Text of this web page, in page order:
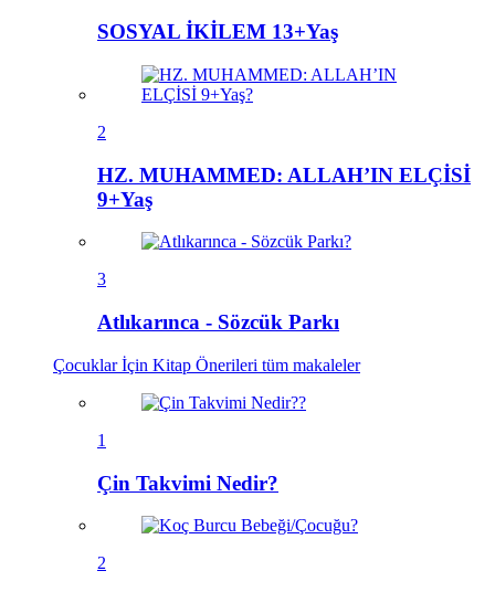
SOSYAL İKİLEM 13+Yaş
2
HZ. MUHAMMED: ALLAH’IN ELÇİSİ
9+Yaş
3
Atlıkarınca - Sözcük Parkı
Çocuklar İçin Kitap Önerileri tüm makaleler
1
Çin Takvimi Nedir?
2